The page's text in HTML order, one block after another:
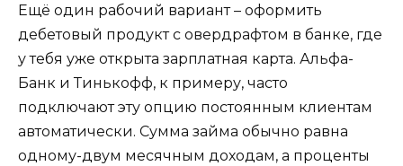
Ещё один рабочий вариант – оформить
дебетовый продукт с овердрафтом в банке, где
у тебя уже открыта зарплатная карта. Альфа-
Банк и Тинькофф, к примеру, часто
подключают эту опцию постоянным клиентам
автоматически. Сумма займа обычно равна
одному-двум месячным доходам, а проценты